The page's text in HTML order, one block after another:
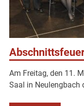
Am Freitag, den 11.
Saal in Neulengbach